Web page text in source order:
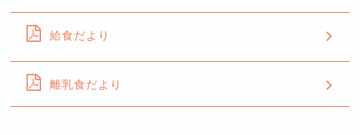
給食だより
離乳食だより